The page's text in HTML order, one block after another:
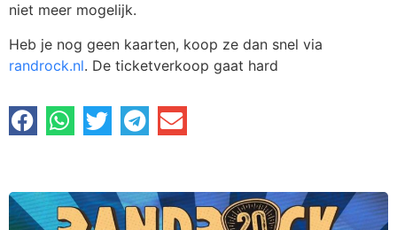
niet meer mogelijk.
Heb je nog geen kaarten, koop ze dan snel via
randrock.nl. De ticketverkoop gaat hard